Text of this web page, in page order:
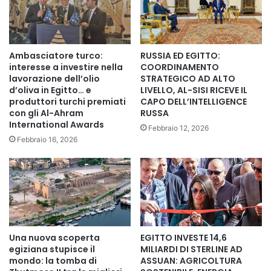
eventuali trasferimenti verso altre aree del Paese:
Sheikh Zuweid Central Hospital
Al-Arish General Hospital
Bir al-Abd Model Hospital
Nakhl General Hospital
All’interno del valico di Rafah è stato inoltre predisposto un
punto di controllo medico avanzato, dove i feriti vengono
visitati e smistati in base alla gravità delle condizioni
cliniche.
Il Ministero ha inviato numerose squadre sanitarie
specializzate e 150 ambulanze completamente attrezzate,
Ambasciatore turco:
interesse a investire nella
lavorazione dell’olio
d’oliva in Egitto… e
produttori turchi premiati
con gli Al-Ahram
International Awards
Febbraio 16, 2026
RUSSIA ED EGITTO:
COORDINAMENTO
STRATEGICO AD ALTO
LIVELLO, AL-SISI RICEVE IL
CAPO DELL’INTELLIGENCE
RUSSA
Febbraio 12, 2026
Una nuova scoperta
egiziana stupisce il
mondo: la tomba di
EGITTO INVESTE 14,6
MILIARDI DI STERLINE AD
ASSUAN: AGRICOLTURA